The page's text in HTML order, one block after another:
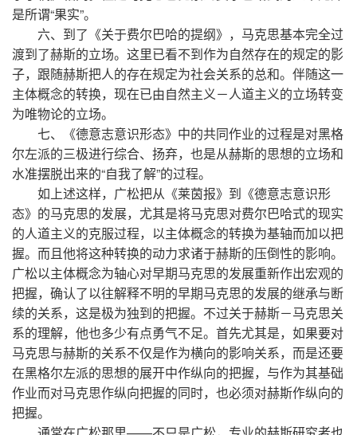
是所谓“果实”。
六、到了《关于费尔巴哈的提纲》，马克思基本完全过
渡到了赫斯的立场。这里已看不到作为自然存在的规定的影
子，跟随赫斯把人的存在规定为社会关系的总和。伴随这一
主体概念的转换，现在已由自然主义－人道主义的立场转变
为唯物论的立场。
七、《德意志意识形态》中的共同作业的过程是对黑格
尔左派的三极进行综合、扬弃，也是从赫斯的思想的立场和
水准摆脱出来的“自我了解”的过程。
如上述这样，广松把从《莱茵报》到《德意志意识形
态》的马克思的发展，尤其是将马克思对费尔巴哈式的现实
的人道主义的克服过程，以主体概念的转换为基轴而加以把
握。而且他将这种转换的动力求诸于赫斯的压倒性的影响。
广松以主体概念为轴心对早期马克思的发展重新作出宏观的
把握，确认了以往解释不明的早期马克思的发展的继承与断
续的关系，这是极为独到的把握。不过关于赫斯－马克思关
系的理解，他也多少有点勇气不足。首先尤其是，如果要对
马克思与赫斯的关系不仅是作为横向的影响关系，而是还要
在黑格尔左派的思想的展开中作纵向的把握，与作为其基础
作业而对马克思作纵向把握的同时，也必须对赫斯作纵向的
把握。